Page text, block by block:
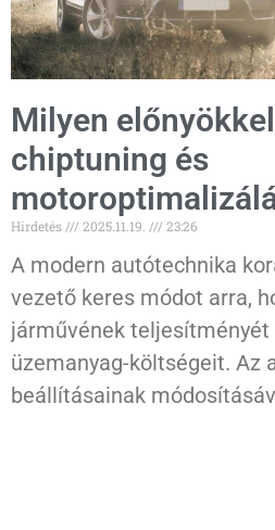
Milyen
chiptuning és
Hirdetés 2025.11.19. 23:26
A modern autótechnika
vezető keres módot arra,
járművének teljesítményét
üzemanyag-költségeit. Az
beállításainak